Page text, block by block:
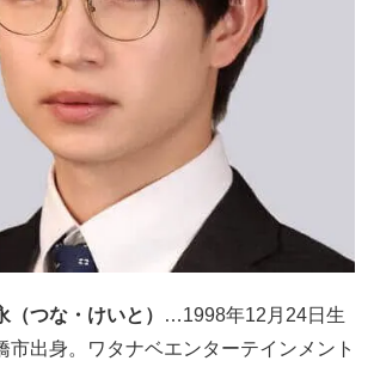
（つな・けいと）
…1998年12月24日生
市出身。ワタナベエンターテインメント